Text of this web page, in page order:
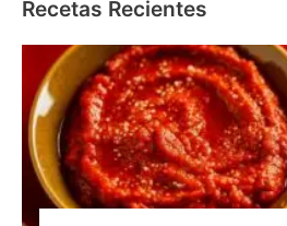
o
Recetas Recientes